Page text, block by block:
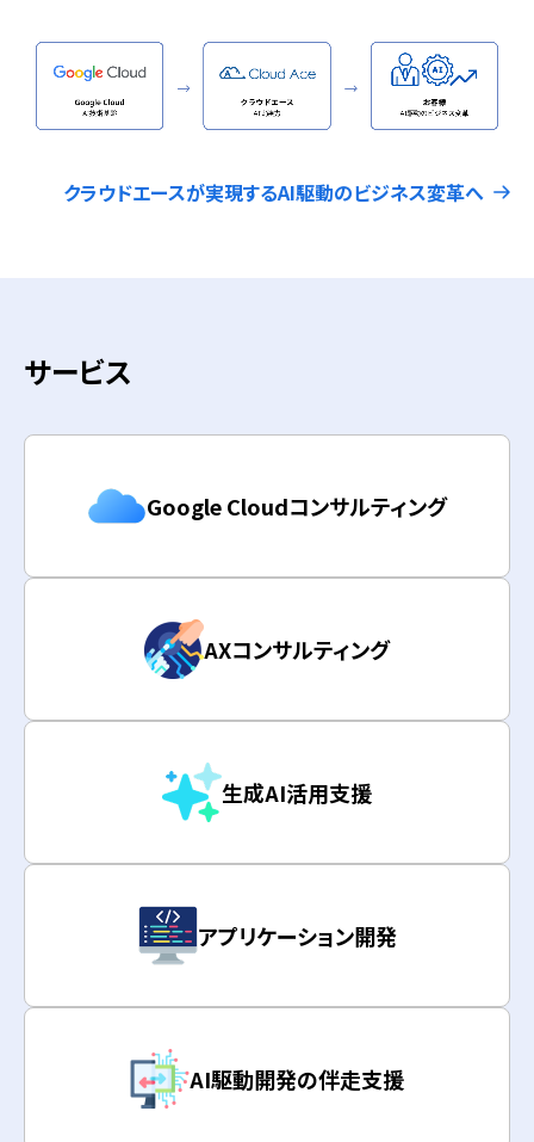
クラウドエースが実現するAI駆動のビジネス変革へ
サービス
Google Cloudコンサルティング
AXコンサルティング
生成AI活用支援
アプリケーション開発
AI駆動開発の伴走支援